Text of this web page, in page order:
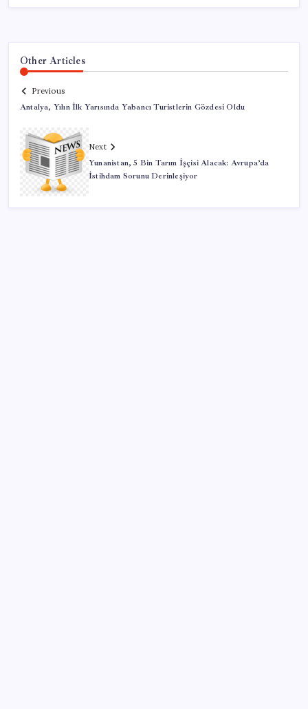
Other Articles
Previous
Antalya, Yılın İlk Yarısında Yabancı Turistlerin Gözdesi Oldu
Next
Yunanistan, 5 Bin Tarım İşçisi Alacak: Avrupa’da
İstihdam Sorunu Derinleşiyor